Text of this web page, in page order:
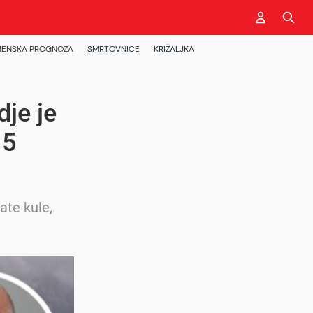
PROGNOZA SMRTOVNICE KRIŽALJKA
je
kule,